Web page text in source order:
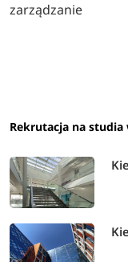
zarządzanie
Rekrutacja na studia